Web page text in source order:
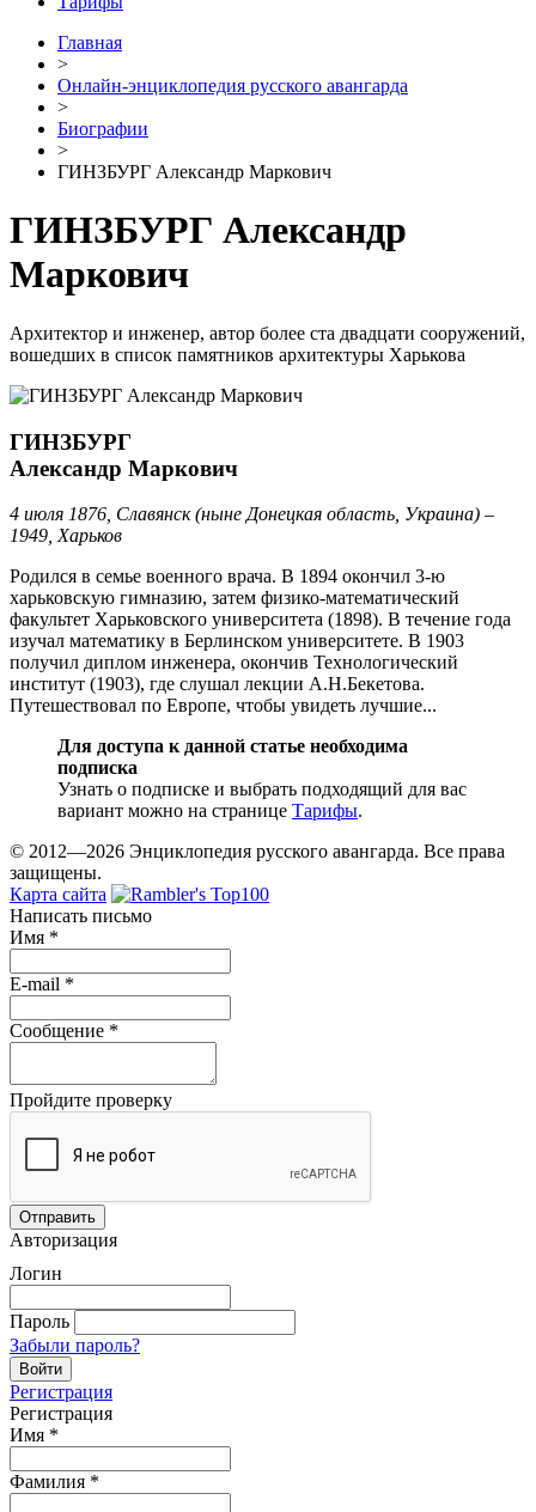
Главная
>
Онлайн-энциклопедия русского авангарда
>
Биографии
>
ГИНЗБУРГ Александр Маркович
ГИНЗБУРГ Александр
Маркович
Архитектор и инженер, автор более ста двадцати сооружений,
вошедших в список памятников архитектуры Харькова
ГИНЗБУРГ
Александр Маркович
4 июля 1876, Славянск (ныне Донецкая область, Украина) –
1949, Харьков
Родился в семье военного врача. В 1894 окончил 3-ю
харьковскую гимназию, затем физико-математический
факультет Харьковского университета (1898). В течение года
изучал математику в Берлинском университете. В 1903
получил диплом инженера, окончив Технологический
институт (1903), где слушал лекции А.Н.Бекетова.
Путешествовал по Европе, чтобы увидеть лучшие...
Для доступа к данной статье необходима
подписка
Узнать о подписке и выбрать подходящий для вас
вариант можно на странице Тарифы.
© 2012—2026 Энциклопедия русского авангарда. Все права
защищены.
Карта сайта
Написать письмо
Имя *
E-mail *
Сообщение *
Пройдите проверку
Авторизация
Логин
Пароль
Забыли пароль?
Регистрация
Регистрация
Имя *
Фамилия *